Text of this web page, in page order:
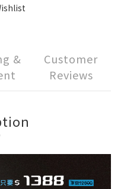
&
Customer
Reviews